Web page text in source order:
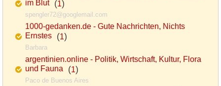
im Blut(1)
spengler72@googlemail.com
1000-gedanken.de - Gute Nachrichten, Nichts
Ernstes (1)
Barbara
argentinien.online - Politik, Wirtschaft, Kultur, Flora
und Fauna (1)
Paco de Buenos Aires